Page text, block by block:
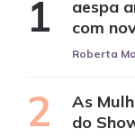
aespa
com
Posted
Roberta
As
do